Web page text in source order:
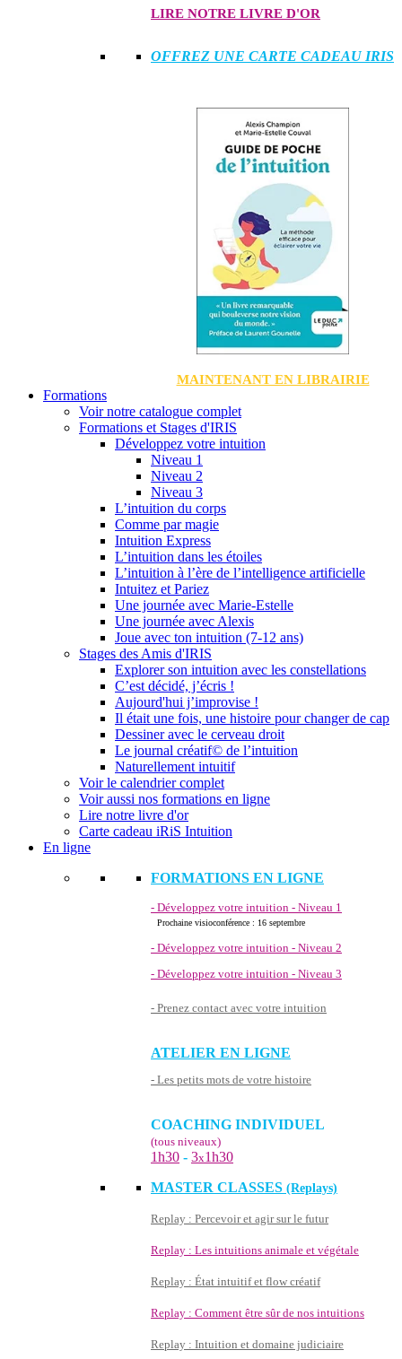
LIRE NOTRE LIVRE D'OR
OFFREZ UNE CARTE CADEAU IRIS
MAINTENANT EN LIBRAIRIE
Formations
Voir notre catalogue complet
Formations et Stages d'IRIS
Développez votre intuition
Niveau 1
Niveau 2
Niveau 3
L’intuition du corps
Comme par magie
Intuition Express
L’intuition dans les étoiles
L’intuition à l’ère de l’intelligence artificielle
Intuitez et Pariez
Une journée avec Marie-Estelle
Une journée avec Alexis
Joue avec ton intuition (7-12 ans)
Stages des Amis d'IRIS
Explorer son intuition avec les constellations
C’est décidé, j’écris !
Aujourd'hui j’improvise !
Il était une fois, une histoire pour changer de cap
Dessiner avec le cerveau droit
Le journal créatif© de l’intuition
Naturellement intuitif
Voir le calendrier complet
Voir aussi nos formations en ligne
Lire notre livre d'or
Carte cadeau iRiS Intuition
En ligne
FORMATIONS EN LIGNE
- Développez votre intuition - Niveau 1
Prochaine visioconférence : 16 septembre
- Développez votre intuition - Niveau 2
- Développez votre intuition - Niveau 3
- Prenez contact avec votre intuition
ATELIER EN LIGNE
- Les petits mots de votre histoire
COACHING INDIVIDUEL
(tous niveaux)
1h30 - 3x1h30
MASTER CLASSES (Replays)
Replay : Percevoir et agir sur le futur
Replay : Les intuitions animale et végétale
Replay : État intuitif et flow créatif
Replay : Comment être sûr de nos intuitions
Replay : Intuition et domaine judiciaire